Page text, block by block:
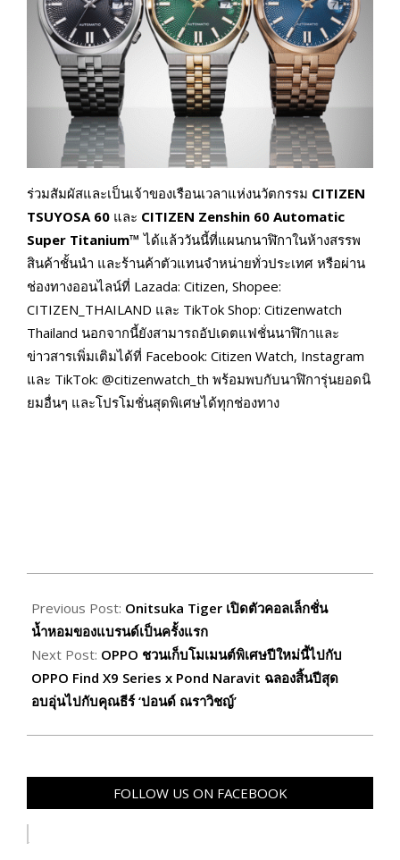
ร่วมสัมผัสและเป็นเจ้าของเรือนเวลาแห่งนวัตกรรม CITIZEN
TSUYOSA 60 และ CITIZEN Zenshin 60 Automatic
Super Titanium™ ได้แล้ววันนี้ที่แผนกนาฬิกาในห้างสรรพ
สินค้าชั้นนำ และร้านค้าตัวแทนจำหน่ายทั่วประเทศ หรือผ่าน
ช่องทางออนไลน์ที่ Lazada: Citizen, Shopee:
CITIZEN_THAILAND และ TikTok Shop: Citizenwatch
Thailand นอกจากนี้ยังสามารถอัปเดตแฟชั่นนาฬิกาและ
ข่าวสารเพิ่มเติมได้ที่ Facebook: Citizen Watch, Instagram
และ TikTok: @citizenwatch_th พร้อมพบกับนาฬิการุ่นยอดนิ
ยมอื่นๆ และโปรโมชั่นสุดพิเศษได้ทุกช่องทาง
12-
26
Previous Post: Onitsuka Tiger เปิดตัวคอลเล็กชั่น
น้ำหอมของแบรนด์เป็นครั้งแรก
Next Post: OPPO ชวนเก็บโมเมนต์พิเศษปีใหม่นี้ไปกับ
OPPO Find X9 Series x Pond Naravit ฉลองสิ้นปีสุด
อบอุ่นไปกับคุณธีร์ ‘ปอนด์ ณราวิชญ์’
FOLLOW US ON FACEBOOK